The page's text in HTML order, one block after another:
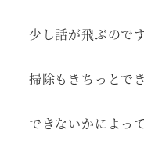
少し話が飛ぶので
掃除もきちっとで
できないかによっ